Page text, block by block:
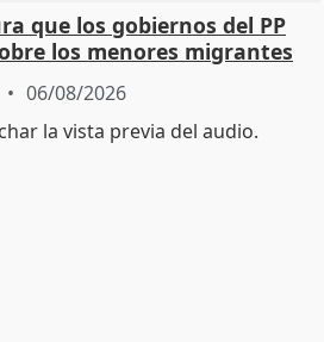
que los gobiernos del PP
los menores migrantes
06/08/2026